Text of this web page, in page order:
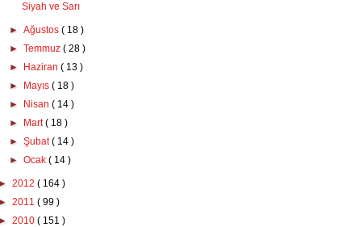
Siyah ve Sarı
►Ağustos( 18 )
►Temmuz( 28 )
►
Haziran( 13 )
►
Mayıs( 18 )
►
Nisan( 14 )
►
Mart( 18 )
►Şubat( 14 )
►Ocak( 14 )
► 2012 ( 164 )
► 2011 ( 99 )
► 2010 ( 151 )